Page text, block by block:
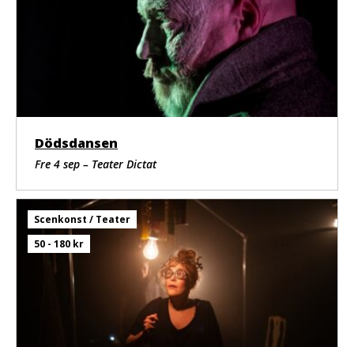
Dödsdansen
Fre 4 sep – Teater Dictat
Scenkonst / Teater
50 - 180 kr